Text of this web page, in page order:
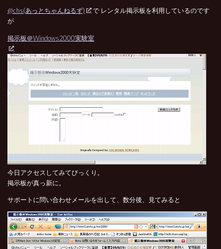
@chs(あっとちゃんねるず)
で レンタル掲示板を利用しているのです
が
掲示板＠Windows2000実験室
今日アクセスしてみてびっくり。
掲示板が真っ新に。
サポートに問い合わせメールを出して、数分後、見てみると